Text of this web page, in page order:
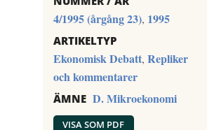
4/1995 (årgång 23), 1995
ARTIKELTYP
Ekonomisk Debatt, Repliker
och kommentarer
ÄMNE D. Mikroekonomi
VISA SOM PDF